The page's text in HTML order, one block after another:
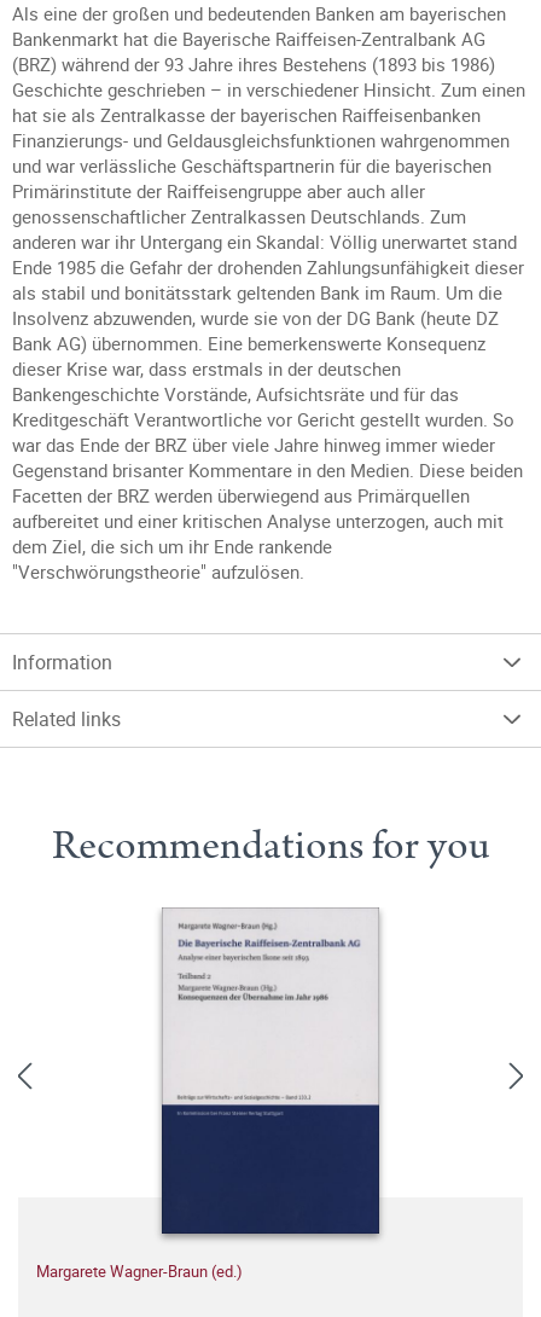
Als eine der großen und bedeutenden Banken am bayerischen
Bankenmarkt hat die Bayerische Raiffeisen-Zentralbank AG
(BRZ) während der 93 Jahre ihres Bestehens (1893 bis 1986)
Geschichte geschrieben – in verschiedener Hinsicht. Zum einen
hat sie als Zentralkasse der bayerischen Raiffeisenbanken
Finanzierungs- und Geldausgleichsfunktionen wahrgenommen
und war verlässliche Geschäftspartnerin für die bayerischen
Primärinstitute der Raiffeisengruppe aber auch aller
genossenschaftlicher Zentralkassen Deutschlands. Zum
anderen war ihr Untergang ein Skandal: Völlig unerwartet stand
Ende 1985 die Gefahr der drohenden Zahlungsunfähigkeit dieser
als stabil und bonitätsstark geltenden Bank im Raum. Um die
Insolvenz abzuwenden, wurde sie von der DG Bank (heute DZ
Bank AG) übernommen. Eine bemerkenswerte Konsequenz
dieser Krise war, dass erstmals in der deutschen
Bankengeschichte Vorstände, Aufsichtsräte und für das
Kreditgeschäft Verantwortliche vor Gericht gestellt wurden. So
war das Ende der BRZ über viele Jahre hinweg immer wieder
Gegenstand brisanter Kommentare in den Medien. Diese beiden
Facetten der BRZ werden überwiegend aus Primärquellen
aufbereitet und einer kritischen Analyse unterzogen, auch mit
dem Ziel, die sich um ihr Ende rankende
"Verschwörungstheorie" aufzulösen.
Information
Related links
Recommendations for you
Margarete Wagner-Braun (ed.)